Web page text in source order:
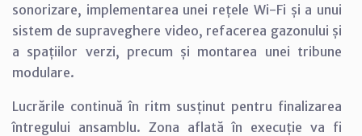
sonorizare, implementarea unei rețele Wi-Fi și a unui
sistem de supraveghere video, refacerea gazonului și
a spațiilor verzi, precum și montarea unei tribune
modulare.
Lucrările continuă în ritm susținut pentru finalizarea
întregului ansamblu. Zona aflată în execuție va fi